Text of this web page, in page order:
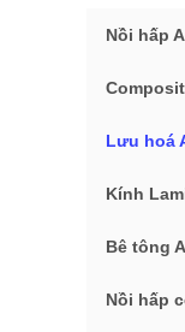
Nồi hấp
Lưu hoá
Kính
Bê tông
Nồi hấp